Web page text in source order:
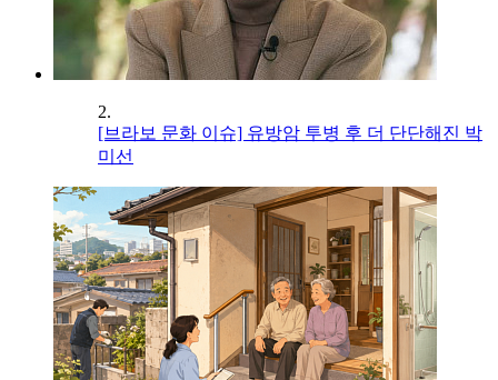
2.
[브라보 문화 이슈] 유방암 투병 후 더 단단해진 박
미선